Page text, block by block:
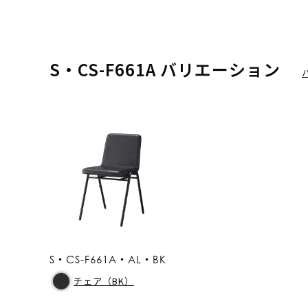
S・CS-F661A バリエーション
S・CS-F661A・AL・BK
チェア（BK）